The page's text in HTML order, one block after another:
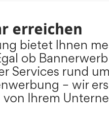
erreichen
bietet Ihnen
ob
Services rund
– wir
von Ihrem